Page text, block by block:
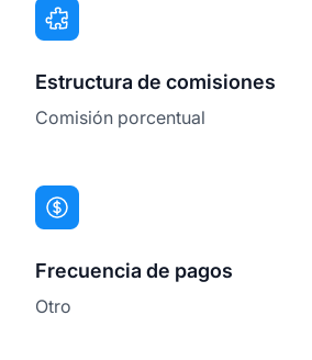
Estructura de comisiones
Comisión porcentual
Frecuencia de pagos
Otro